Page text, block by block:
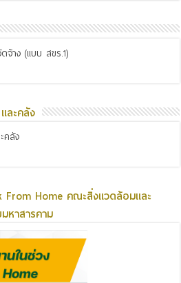
จ้าง (แบบ สขร.1)
ละคลัง
คลัง
From Home คณะสิ่งแวดล้อมและ
หาสารคาม